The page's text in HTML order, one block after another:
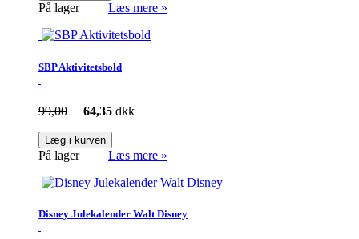
På lager Læs mere »
SBP Aktivitetsbold
99,00 64,35 dkk
Læg i kurven
På lager Læs mere »
Disney Julekalender Walt Disney